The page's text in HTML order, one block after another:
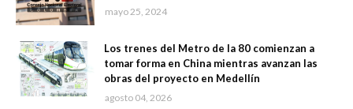
mayo 25, 2024
Los trenes del Metro de la 80 comienzan a
tomar forma en China mientras avanzan las
obras del proyecto en Medellín
agosto 04, 2026